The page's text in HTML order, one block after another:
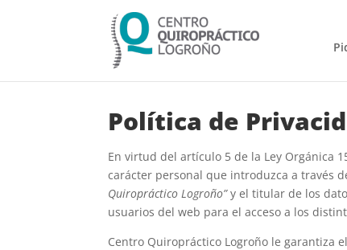
Política de
En virtud del artículo 5 de la Ley Orgánica
carácter personal que introduzca a través
Quiropráctico Logroño”y el titular de los
usuarios del web para el acceso a los
Centro Quiropráctico Logroño le garantiza